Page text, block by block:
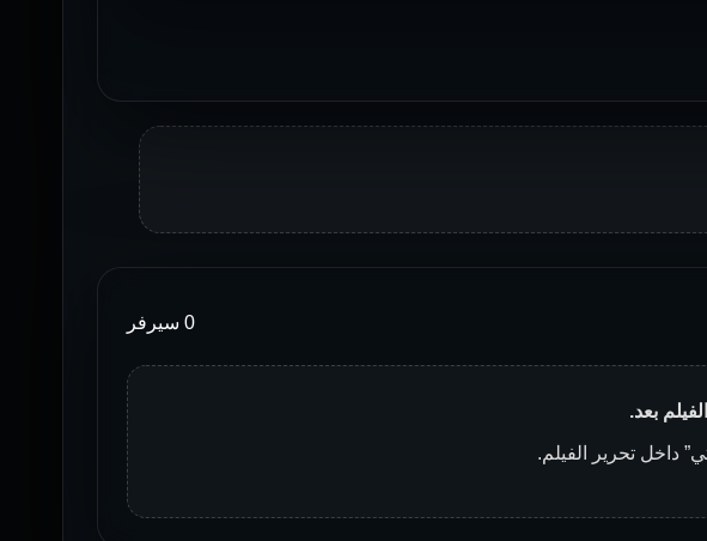
0 سيرفر
بعد.
داخل تحرير الفيلم.